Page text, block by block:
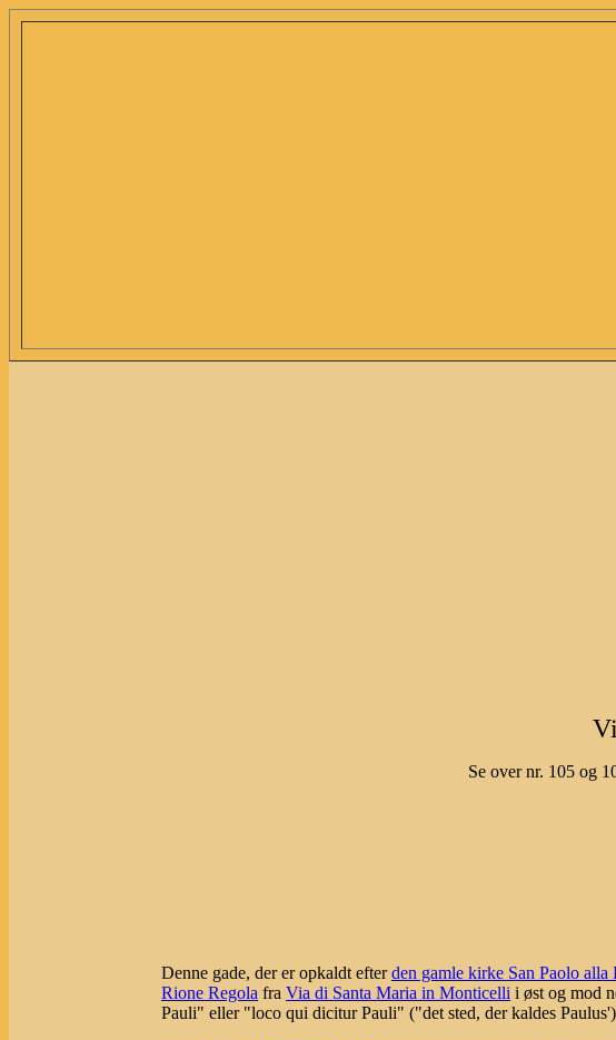
Se over nr. 105 og
Denne gade, der er opkaldt efterden gamle kirke San Paolo alla
Rione Regola fra Via di Santa Maria in Monticelli i øst og mod
Pauli" eller "loco qui dicitur Pauli" ("det sted, der kaldes